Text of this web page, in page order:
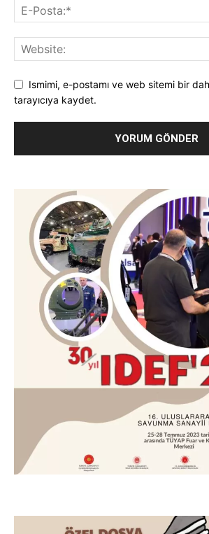
Ismimi, e-postamı ve web sitemi bir
tarayıcıya kaydet.